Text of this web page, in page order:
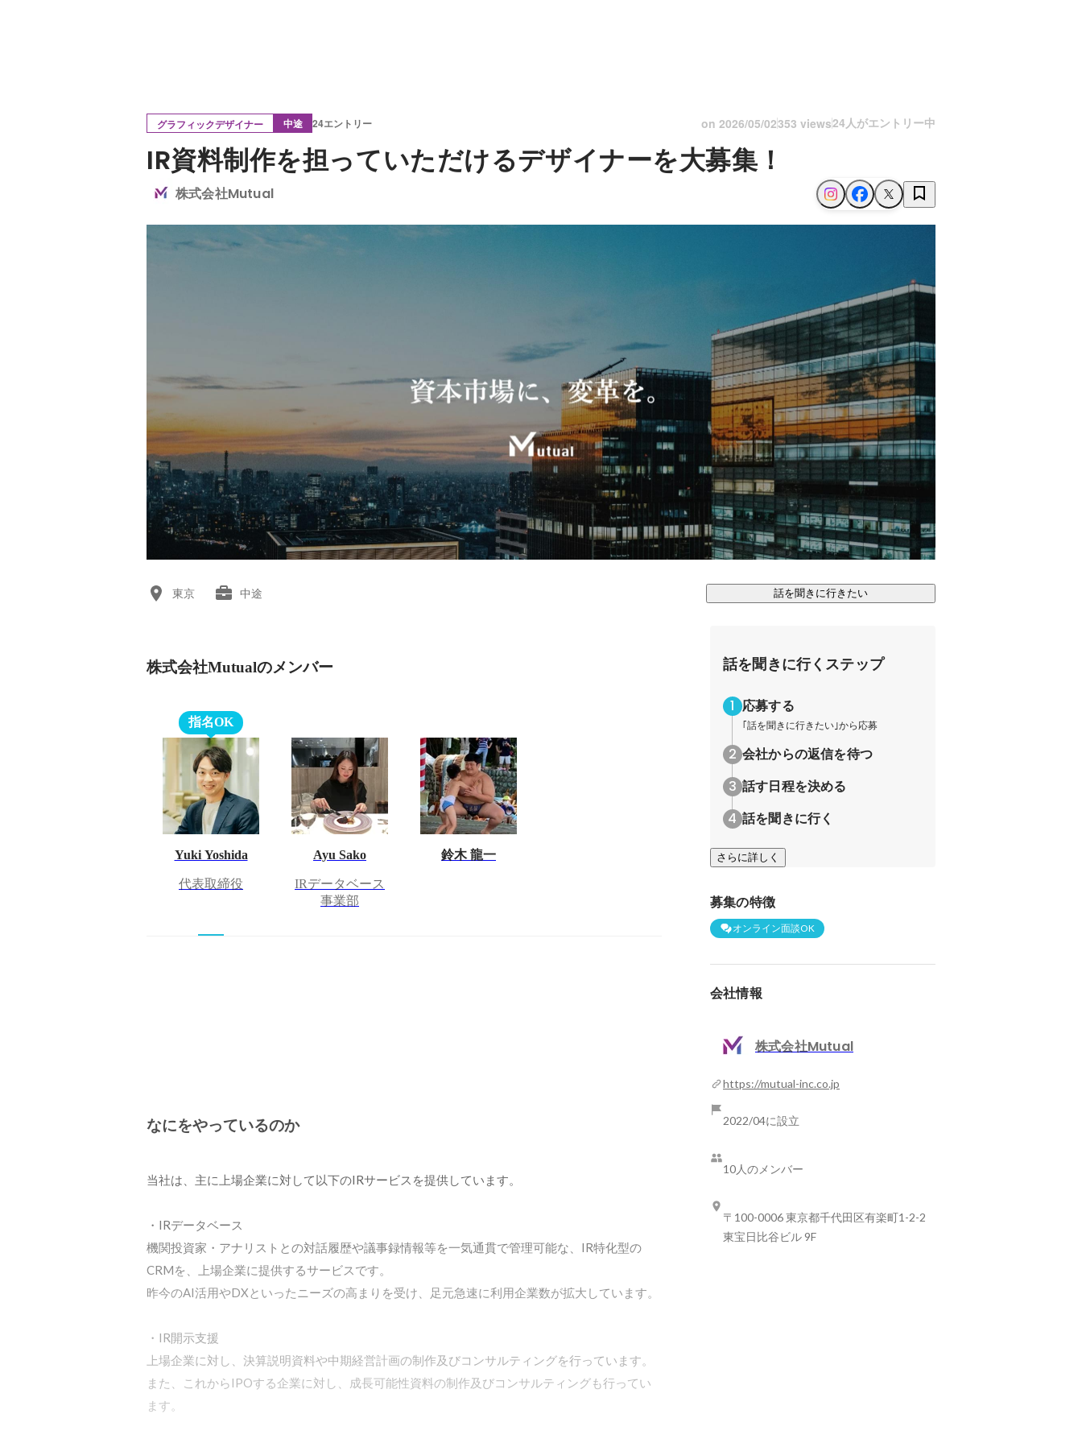
グラフィックデザイナー 中途 24エントリー on 2026/05/02353 views24人がエントリー中
IR資料制作を担っていただけるデザイナーを大募集！
株式会社Mutual
東京 中途 話を聞きに行きたい
株式会社Mutualのメンバー
指名OK
Yuki Yoshida
代表取締役
Ayu Sako
IRデータベース
事業部
鈴木 龍一
なにをやっているのか
当社は、主に上場企業に対して以下のIRサービスを提供しています。
・IRデータベース
機関投資家・アナリストとの対話履歴や議事録情報等を一気通貫で管理可能な、IR特化型の
CRMを、上場企業に提供するサービスです。
昨今のAI活用やDXといったニーズの高まりを受け、足元急速に利用企業数が拡大しています。
・IR開示支援
上場企業に対し、決算説明資料や中期経営計画の制作及びコンサルティングを行っています。
また、これからIPOする企業に対し、成長可能性資料の制作及びコンサルティングも行ってい
ます。
話を聞きに行くステップ
応募する
｢話を聞きに行きたい｣から応募
会社からの返信を待つ
話す日程を決める
話を聞きに行く
さらに詳しく
募集の特徴
オンライン面談OK
会社情報
株式会社Mutual
https://mutual-inc.co.jp
2022/04に設立
10人のメンバー
〒100-0006 東京都千代田区有楽町1-2-2
東宝日比谷ビル 9F